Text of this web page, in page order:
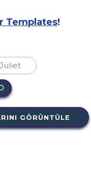
Templates!
GÖRÜNTÜLE